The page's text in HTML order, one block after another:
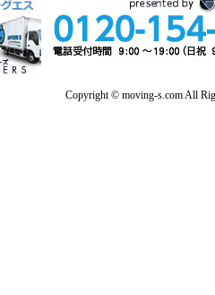
Copyright © moving-s.com All